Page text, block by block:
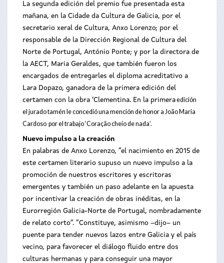
La segunda edición del premio fue presentada esta
mañana, en la Cidade da Cultura de Galicia, por el
secretario xeral de Cultura, Anxo Lorenzo; por el
responsable de la Dirección Regional de Cultura del
Norte de Portugal, António Ponte; y por la directora de
la AECT, Maria Geraldes, que también fueron los
encargados de entregarles el diploma acreditativo a
Lara Dopazo, ganadora de la primera edición del
certamen con la obra ‘Clementina. En la primeraedición
el jurado tamén le concedió una mención de honor a João Maria
Cardoso por el trabajo ‘Coração cheio de nada’.
Nuevo impulso a la creación
En palabras de Anxo Lorenzo, “el nacimiento en 2015 de
este certamen literario supuso un nuevo impulso a la
promoción de nuestros escritores y escritoras
emergentes y también un paso adelante en la apuesta
por incentivar la creación de obras inéditas, en la
Eurorregión Galicia-Norte de Portugal, nombradamente
de relato corto”. “Constituye, asimismo –dijo– un
puente para tender nuevos lazos entre Galicia y el país
vecino, para favorecer el diálogo fluido entre dos
culturas hermanas y para conseguir una mayor